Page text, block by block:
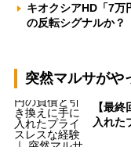
キオクシアHD「7万
の反転シグナルか
突然マルサがや
【最
入れた